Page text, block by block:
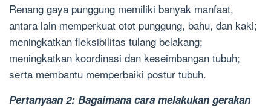
Renang gaya punggung memiliki banyak manfaat,
antara lain memperkuat otot punggung, bahu, dan kaki;
meningkatkan fleksibilitas tulang belakang;
meningkatkan koordinasi dan keseimbangan tubuh;
serta membantu memperbaiki postur tubuh.
Pertanyaan 2: Bagaimana cara melakukan gerakan